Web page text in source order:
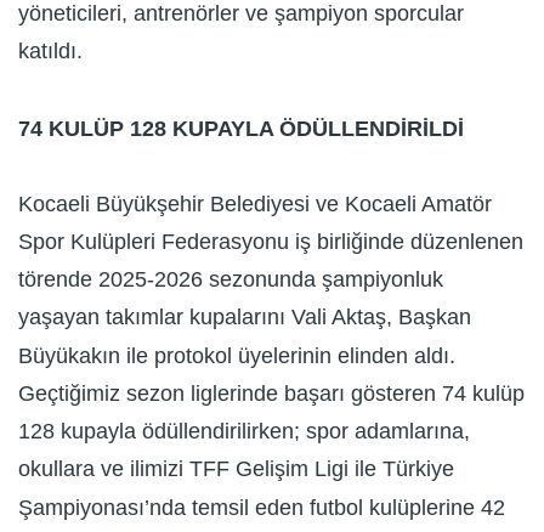
yöneticileri, antrenörler ve şampiyon sporcular
katıldı.
74 KULÜP 128 KUPAYLA ÖDÜLLENDİRİLDİ
Kocaeli Büyükşehir Belediyesi ve Kocaeli Amatör
Spor Kulüpleri Federasyonu iş birliğinde düzenlenen
törende 2025-2026 sezonunda şampiyonluk
yaşayan takımlar kupalarını Vali Aktaş, Başkan
Büyükakın ile protokol üyelerinin elinden aldı.
Geçtiğimiz sezon liglerinde başarı gösteren 74 kulüp
128 kupayla ödüllendirilirken; spor adamlarına,
okullara ve ilimizi TFF Gelişim Ligi ile Türkiye
Şampiyonası’nda temsil eden futbol kulüplerine 42